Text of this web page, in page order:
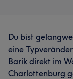
Du bist
eine
Barik direkt im
Charlottenburg